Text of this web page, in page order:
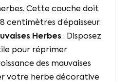
Cette couche doit
centimètres d’épaisseur.
Herbes : Disposez
pour réprimer
des mauvaises
votre herbe décorative